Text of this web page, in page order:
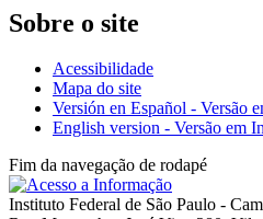
Sobre o site
Acessibilidade
Mapa do site
Versión en Español - Versão
English version - Versão em
Fim da navegação de rodapé
Instituto Federal de São Paulo -